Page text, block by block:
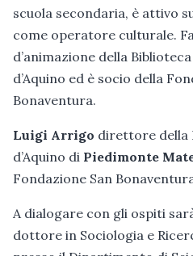
scuola secondaria, è attivo
come operatore culturale.
d’animazione della
d’Aquino ed è socio della
Bonaventura.
Luigi Arrigo direttore della
d’Aquino di Piedimonte
Fondazione San
A dialogare con gli ospiti
dottore in Sociologia e